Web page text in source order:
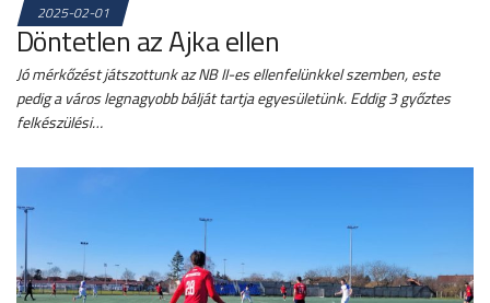
2025-02-01
Döntetlen az Ajka ellen
Jó mérkőzést játszottunk az NB II-es ellenfelünkkel szemben, este
pedig a város legnagyobb bálját tartja egyesületünk. Eddig 3 győztes
felkészülési…